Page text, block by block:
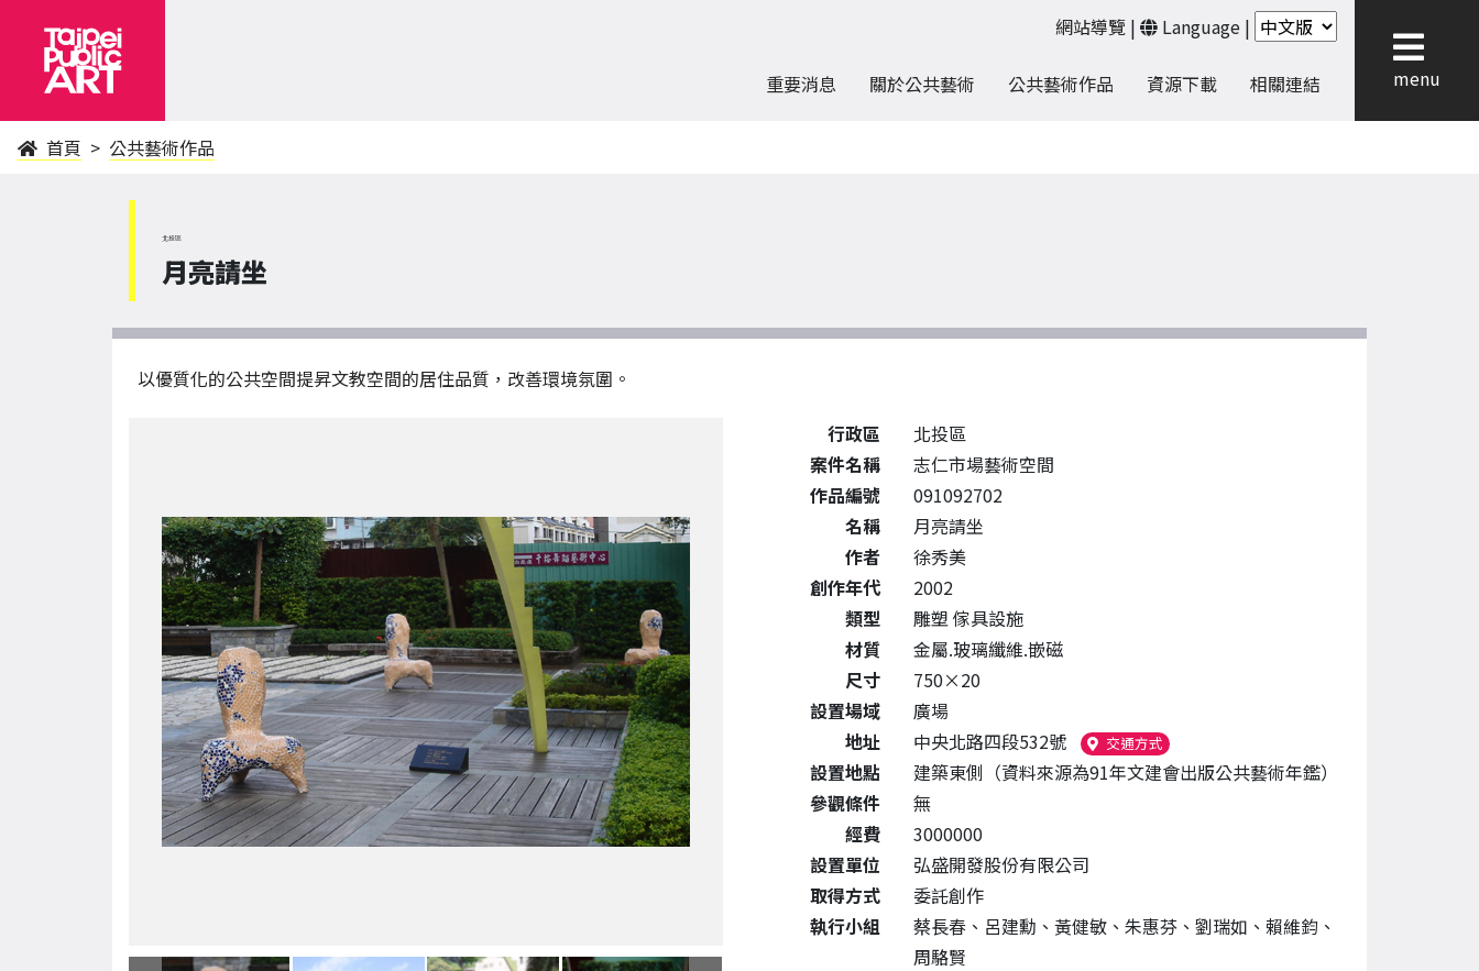
網站導覽 | Language |
重要消息 關於公共藝術 公共藝術作品 資源下載 相關連結 menu
首頁 公共藝術作品
北投區
月亮請坐
以優質化的公共空間提昇文教空間的居住品質，改善環境氛圍。
公共藝術作品詳細資料
行政區
北投區
案件名稱
志仁市場藝術空間
作品編號
091092702
名稱
月亮請坐
作者
徐秀美
創作年代
2002
類型
雕塑 傢具設施
材質
金屬.玻璃纖維.嵌磁
尺寸
750×20
設置場域
廣場
地址
中央北路四段532號 交通方式（另開新視窗）
設置地點
建築東側（資料來源為91年文建會出版公共藝術年鑑）
參觀條件
無
經費
3000000
設置單位
弘盛開發股份有限公司
取得方式
委託創作
執行小組
蔡長春、呂建勳、黃健敏、朱惠芬、劉瑞如、賴維鈞、
周駱賢